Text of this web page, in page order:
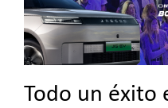
Todo un éxito